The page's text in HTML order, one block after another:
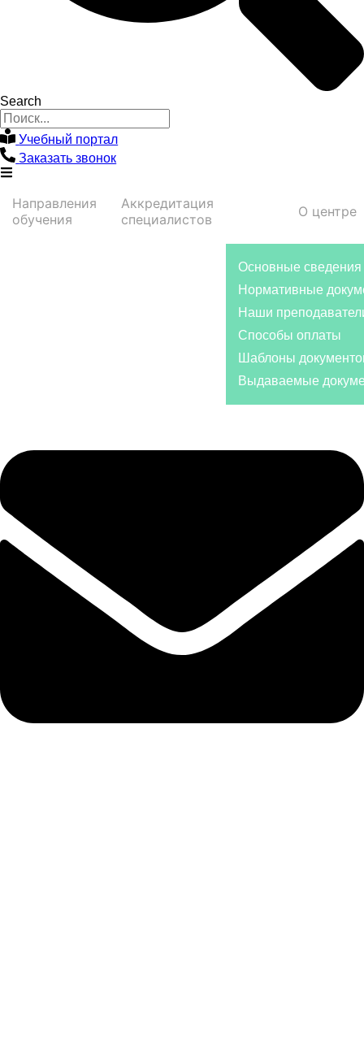
Search
Учебный портал
Заказать звонок
Направления
обучения
Аккредитация
специалистов
О центре
Основные сведения
Нормативные
Наши
Способы оплаты
Шаблоны
Выдаваемые